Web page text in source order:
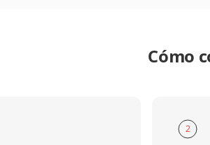
Cómo
2